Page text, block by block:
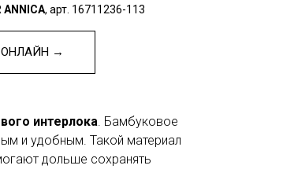
, арт. 16711236-113
ОНЛАЙН →
интерлока. Бамбуковое
и удобным. Такой материал
дольше сохранять